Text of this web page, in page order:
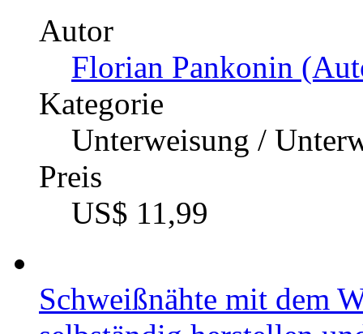
Autor
Florian Pankonin
Kategorie
Unterweisung /
Preis
US$ 11,99
Schweißnähte mit dem